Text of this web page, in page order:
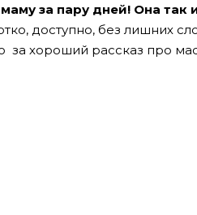
за пару дней! Она так
доступно, без лишних
за хороший рассказ про